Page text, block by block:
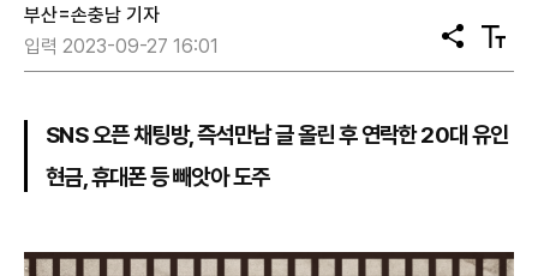
부산=손충남 기자
입력 2023-09-27 16:01
공
유
텍
스
기
SNS 오픈 채팅방, 즉석만남 글 올린 후 연락한 20대 유인
현금, 휴대폰 등 빼앗아 도주